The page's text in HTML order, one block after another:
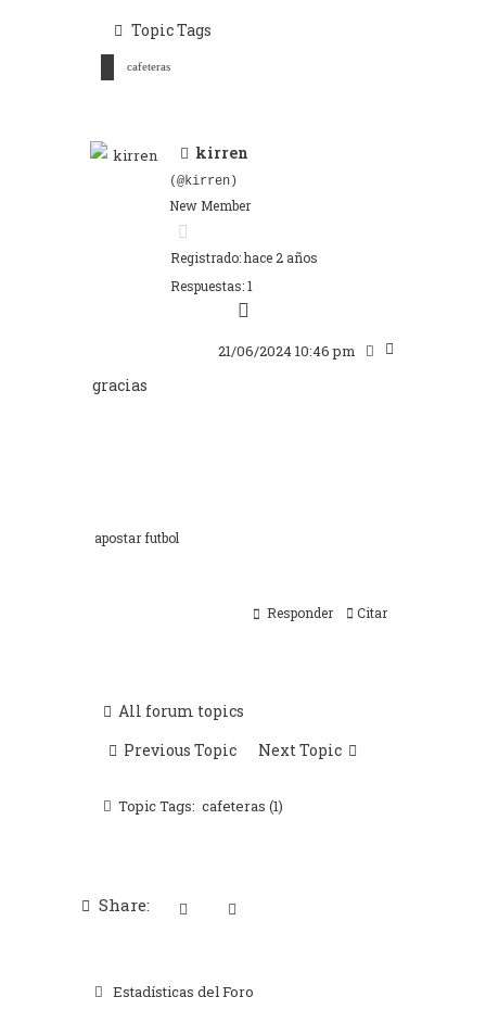
Topic Tags
cafeteras
kirren
(@kirren)
New Member
Registrado: hace 2 años
Respuestas: 1
21/06/2024 10:46 pm
gracias
apostar futbol
Responder Citar
All forum topics
Previous Topic
Next Topic
Topic Tags: cafeteras (1)
Share:
Estadísticas del Foro